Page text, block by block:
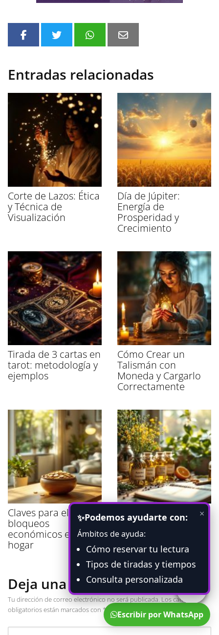
Entradas relacionadas
Corte de Lazos: Ética
y Técnica de
Visualización
Día de Júpiter:
Energía de
Prosperidad y
Crecimiento
Tirada de 3 cartas en
tarot: metodología y
ejemplos
Cómo Crear un
Talismán con
Moneda y Cargarlo
Correctamente
Claves para eliminar
bloqueos
económicos en tu
hogar
Guía Completa de
Aceite para un
Negocio Próspero
Deja una respuesta
Tu dirección de correo electrónico no será publicada. Los campos
obligatorios están marcados con *
×
✨Podemos ayudarte con:
Ámbitos de ayuda:
Cómo reservar tu lectura
Tipos de tiradas y tiempos
Consulta personalizada
Escribir por WhatsApp